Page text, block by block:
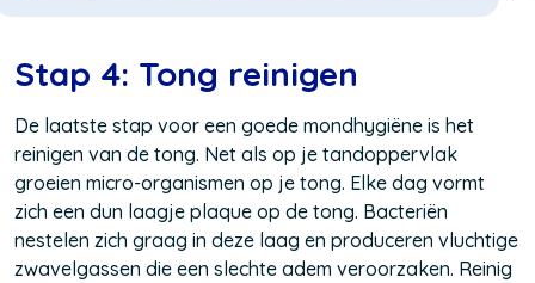
Stap 4: Tong reinigen
De laatste stap voor een goede mondhygiëne is het
reinigen van de tong. Net als op je tandoppervlak
groeien micro-organismen op je tong. Elke dag vormt
zich een dun laagje plaque op de tong. Bacteriën
nestelen zich graag in deze laag en produceren vluchtige
zwavelgassen die een slechte adem veroorzaken. Reinig